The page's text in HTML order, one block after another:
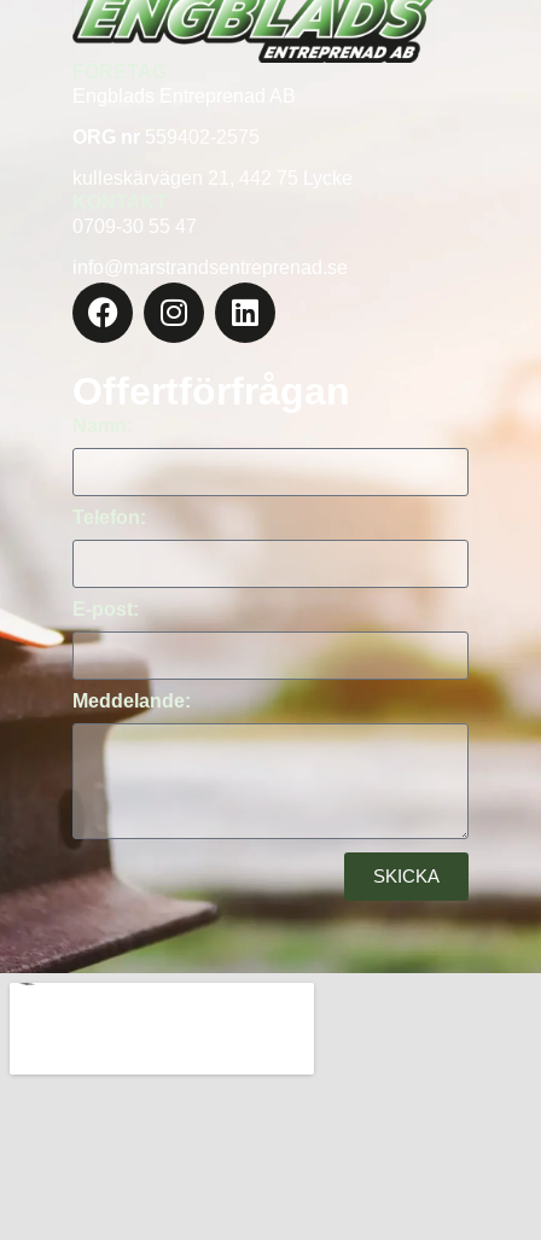
559402-2575
kulleskärvägen 21, 442 75 Lycke
0709-30 55 47
info@marstrandsentreprenad.se
Telefon:
E-post:
Meddelande:
SKICKA